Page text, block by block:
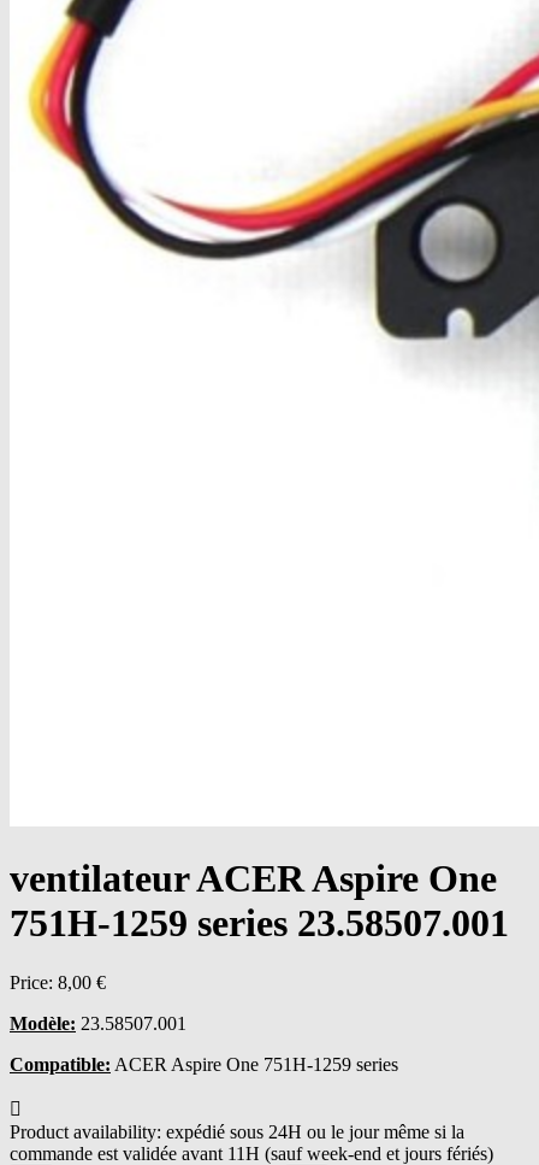
ventilateur ACER Aspire One
751H-1259 series 23.58507.001
Price: 8,00 €
Modèle: 23.58507.001
Compatible: ACER Aspire One 751H-1259 series

Product availability: expédié sous 24H ou le jour même si la
commande est validée avant 11H (sauf week-end et jours fériés)